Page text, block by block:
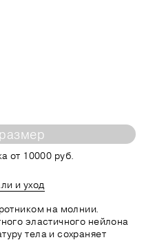
от 10000 руб.
и уход
на молнии.
эластичного нейлона
тела и сохраняет